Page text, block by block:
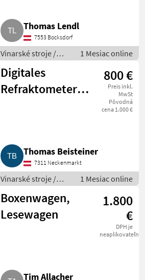
Thomas Lendl
7553 Bocksdorf
Vinarské stroje /
Ostatné stroje na
vinohradníctvo
1 Mesiac online
Digitales
Refraktometer
800 €
Preis inkl.
MwSt
Pôvodná
cena 1.000 €
Thomas Beisteiner
7311 Neckenmarkt
Vinarské stroje /
Ostatné stroje na
vinohradníctvo
1 Mesiac online
Boxenwagen,
Lesewagen
1.800
€
DPH je
neaplikovateľné
Tim Allacher